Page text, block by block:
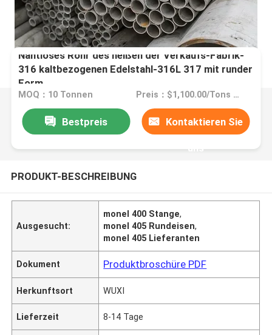
Nahtloses Rohr des heißen der Verkaufs-Fabrik-
316 kaltbezogenen Edelstahl-316L 317 mit runder
Form
MOQ：10 Tonnen Preis：$1,100.00/Tons 10-99 Tons
Bestpreis Kontaktieren Sie
uns
PRODUKT-BESCHREIBUNG
Ausgesucht:
monel 400 Stange,
monel 405 Rundeisen,
monel 405 Lieferanten
Dokument Produktbroschüre PDF
Herkunftsort WUXI
Lieferzeit 8-14 Tage